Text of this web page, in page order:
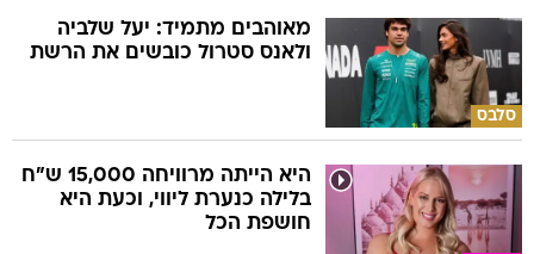
סלבס
מאוהבים מתמיד: יעל שלביה
ולאנס סטרול כובשים את הרשת
היא הייתה מרוויחה 15,000 ש"ח
בלילה כנערת ליווי, וכעת היא
חושפת הכל